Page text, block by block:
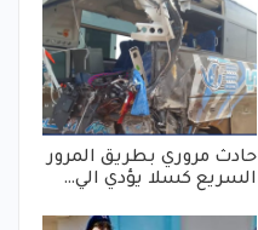
حادث مروري بطريق المرور
السريع كسلا يؤدي الي…